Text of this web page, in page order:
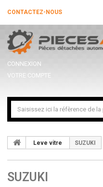
CONTACTEZ-NOUS
CONNEXION
VOTRE COMPTE
Leve vitre SUZUKI
SUZUKI